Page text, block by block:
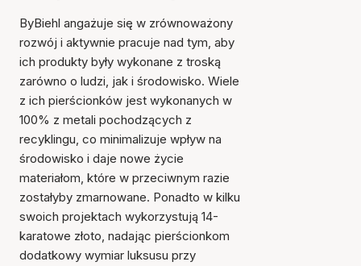
ByBiehl angażuje się w zrównoważony
rozwój i aktywnie pracuje nad tym, aby
ich produkty były wykonane z troską
zarówno o ludzi, jak i środowisko. Wiele
z ich pierścionków jest wykonanych w
100% z metali pochodzących z
recyklingu, co minimalizuje wpływ na
środowisko i daje nowe życie
materiałom, które w przeciwnym razie
zostałyby zmarnowane. Ponadto w kilku
swoich projektach wykorzystują 14-
karatowe złoto, nadając pierścionkom
dodatkowy wymiar luksusu przy